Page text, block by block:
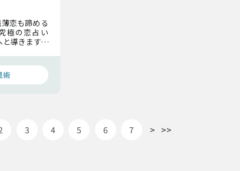
恋も諦める
極の恋占い
導きます。
術
3 4 5 6 7 > >>